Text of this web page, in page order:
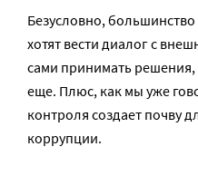
Безусловно,
хотят вести диалог с
сами принимать решения,
еще. Плюс, как мы уже
контроля создает почву
коррупции.